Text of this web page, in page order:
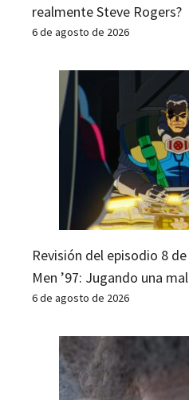
realmente Steve Rogers?
6 de agosto de 2026
Revisión del episodio 8
Men ’97: Jugando una
6 de agosto de 2026